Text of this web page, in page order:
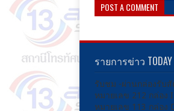
POST A COMMENT
รายการข่าว TODAY
รับชม -ผ่านกล่องรับ
หมายเลข 212 กล่อง
หมายเลข 113 กล่อง